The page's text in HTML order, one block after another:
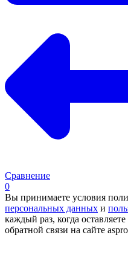
Сравнение
0
Вы принимаете условия
персональных данных и
каждый раз, когда
обратной связи на сайте